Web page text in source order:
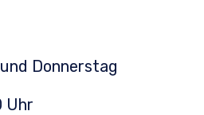
Donnerstag
Uhr